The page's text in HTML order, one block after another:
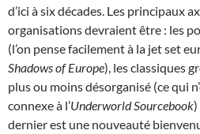
d’ici à six décades. Les principaux
organisations devraient être : les
(l’on pense facilement à la jet set
Shadows of Europe), les classiques
plus ou moins désorganisé (ce qui
connexe à l’Underworld Sourcebook)
dernier est une nouveauté